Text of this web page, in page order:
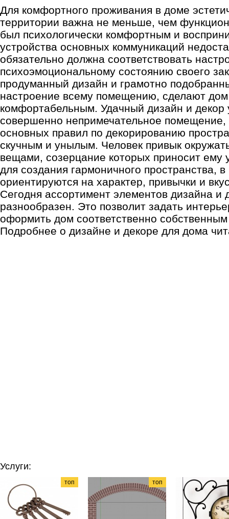
Для комфортного проживания в доме
территории важна не меньше, чем
был психологически комфортным и
устройства основных коммуникаций
обязательно должна соответствовать
психоэмоциональному состоянию своего
продуманный дизайн и грамотно
настроение всему помещению, сделают
комфортабельным. Удачный дизайн и декор
совершенно непримечательное
основных правил по декорированию
скучным и унылым. Человек привык
вещами, созерцание которых приносит ему
для создания гармоничного пространства,
ориентируются на характер, привычки и
Сегодня ассортимент элементов дизайна и
разнообразен. Это позволит задать
оформить дом соответственно
Подробнее о дизайне и декоре для дома
Услуги:
топ топ